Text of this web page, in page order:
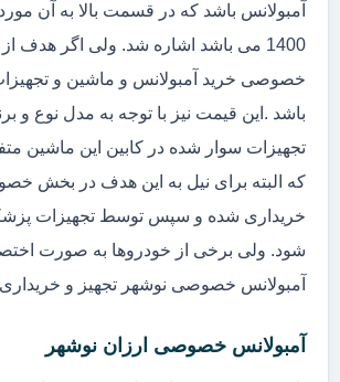
آمبولانس باشد که در قسمت بالا به آن
1400 می باشد اشاره شد. ولی اگر هدف
خصوصی خرید آمبولانس و ماشین و
باشد .این قیمت نیز با توجه به مدل نوع و
تجهیزات سوار شده در کابین این ماشین
که البته برای نیل به این هدف در بخش
خریداری شده و سپس توسط تجهیزات
شود. ولی برخی از خودروها به صورت
آمبولانس خصوصی نوشهر تجهیز و
آمبولانس خصوصی ارزان نوشهر